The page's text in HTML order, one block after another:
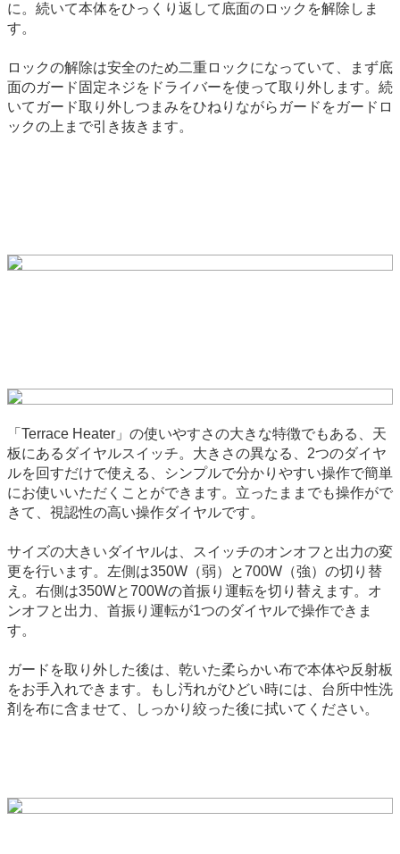
に。続いて本体をひっくり返して底面のロックを解除しま
す。
ロックの解除は安全のため二重ロックになっていて、まず底
面のガード固定ネジをドライバーを使って取り外します。続
いてガード取り外しつまみをひねりながらガードをガードロ
ックの上まで引き抜きます。
「Terrace Heater」の使いやすさの大きな特徴でもある、天
板にあるダイヤルスイッチ。大きさの異なる、2つのダイヤ
ルを回すだけで使える、シンプルで分かりやすい操作で簡単
にお使いいただくことができます。立ったままでも操作がで
きて、視認性の高い操作ダイヤルです。
サイズの大きいダイヤルは、スイッチのオンオフと出力の変
更を行います。左側は350W（弱）と700W（強）の切り替
え。右側は350Wと700Wの首振り運転を切り替えます。オ
ンオフと出力、首振り運転が1つのダイヤルで操作できま
す。
ガードを取り外した後は、乾いた柔らかい布で本体や反射板
をお手入れできます。もし汚れがひどい時には、台所中性洗
剤を布に含ませて、しっかり絞った後に拭いてください。